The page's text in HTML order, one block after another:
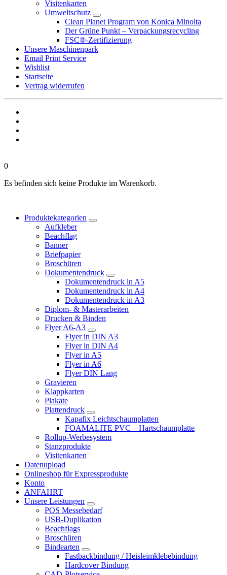
Visitenkarten
Umweltschutz
Clean Planet Program von Konica Minolta
Der Grüne Punkt – Verpackungsrecycling
FSC®-Zertifizierung
Unsere Maschinenpark
Email Print Service
Wishlist
Startseite
Vertrag widerrufen
0
Es befinden sich keine Produkte im Warenkorb.
Produktekategorien
Aufkleber
Beachflag
Banner
Briefpapier
Broschüren
Dokumentendruck
Dokumentendruck in A5
Dokumentendruck in A4
Dokumentendruck in A3
Diplom- & Masterarbeiten
Drucken & Binden
Flyer A6-A3
Flyer in DIN A3
Flyer in DIN A4
Flyer in A5
Flyer in A6
Flyer DIN Lang
Gravieren
Klappkarten
Plakate
Plattendruck
Kapafix Leichtschaumplatten
FOAMALITE PVC – Hartschaumplatte
Rollup-Werbesystem
Stanzprodukte
Visitenkarten
Datenupload
Onlineshop für Expressprodukte
Konto
ANFAHRT
Unsere Leistungen
POS Messebedarf
USB-Duplikation
Beachflags
Broschüren
Bindearten
Fastbackbindung / Heisleimklebebindung
Hardcover Bindung